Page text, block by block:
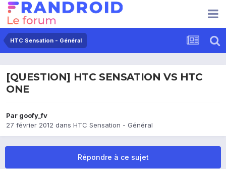
HTC Sensation - Général
[QUESTION] HTC SENSATION VS HTC
ONE
Par goofy_fv
27 février 2012 dans HTC Sensation - Général
Répondre à ce sujet